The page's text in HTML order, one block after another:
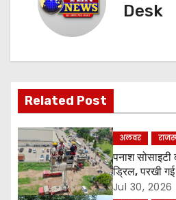
v
g
a
t
Desk
Related Post
अलवर
पनाश सोसाइटी
ड्रिल, परखी गई
Jul 30, 2026